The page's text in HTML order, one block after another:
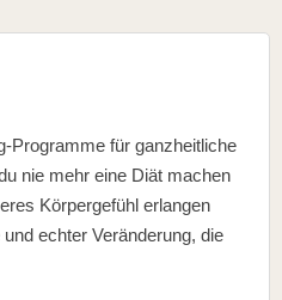
Programme für ganzheitliche
nie mehr eine Diät machen
Körpergefühl erlangen
echter Veränderung, die